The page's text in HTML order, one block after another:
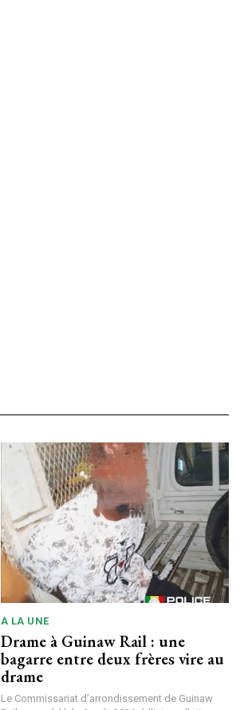
A LA UNE
Drame à Guinaw Rail : une
bagarre entre deux frères vire au
drame
Le Commissariat d’arrondissement de Guinaw